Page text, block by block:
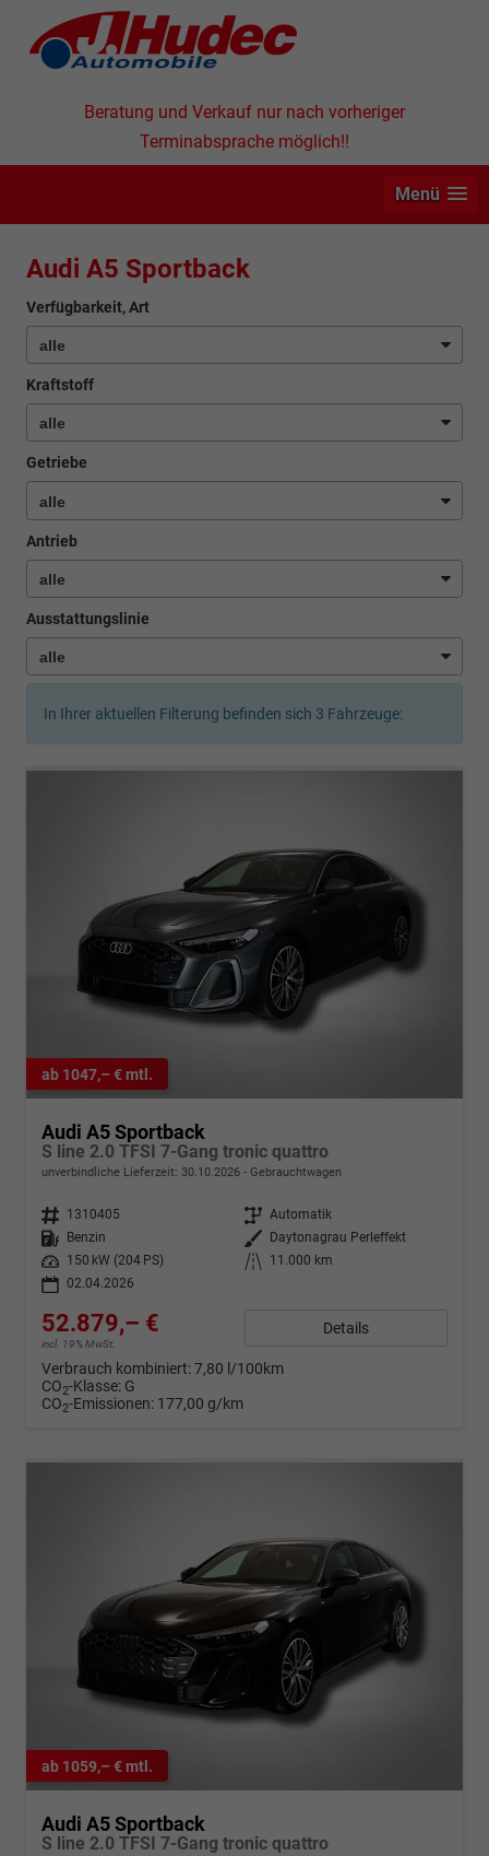
Beratung und Verkauf nur nach vorheriger
Terminabsprache möglich!!
Menü
Audi A5 Sportback
Verfügbarkeit, Art
Kraftstoff
Getriebe
Antrieb
Ausstattungslinie
In Ihrer aktuellen Filterung befinden sich 3 Fahrzeuge:
ab 1047,– € mtl.
Audi A5 Sportback
S line 2.0 TFSI 7-Gang tronic quattro
unverbindliche Lieferzeit: 30.10.2026 Gebrauchtwagen
Fahrzeugnr. 1310405 Getriebe Automatik
Kraftstoff
Benzin Außenfarbe
Daytonagrau Perleffekt
Leistung
150 kW (204 PS) Kilometerstand
11.000 km
02.04.2026
52.879,– €
incl. 19% MwSt.
Details
Verbrauch kombiniert:7,80 l/100km
CO2-Klasse: G
CO2-Emissionen: 177,00 g/km
ab 1059,– € mtl.
Audi A5 Sportback
S line 2.0 TFSI 7-Gang tronic quattro